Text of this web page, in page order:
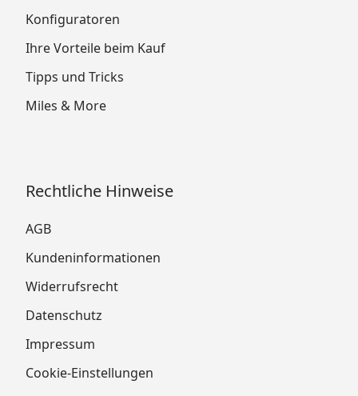
Konfiguratoren
Ihre Vorteile beim Kauf
Tipps und Tricks
Miles & More
Rechtliche Hinweise
AGB
Kundeninformationen
Widerrufsrecht
Datenschutz
Impressum
Cookie-Einstellungen